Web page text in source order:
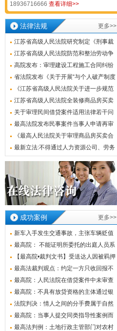
18936716666 查看详细>>
法律法规 更多>>
江苏省高级人民法院研究制定《刑事裁
判涉财产部分执行若干问题的解答》
江苏省高级人民法院防范和整治劳动争
议虚假诉讼的工作指引
高院发布：审理建设工程施工合同纠纷
案件若干问题的解答（2022.12.28）
省法院发布《关于开展“与个人破产制度
功能相当试点”工作中若干问题解答》
《江苏省高级人民法院关于进一步规范
查封、扣押、冻结财产工作指引》全文
及解读
江苏省高级人民法院全装修商品房买卖
合同装修质量纠纷案件审理指南
关于审理民间借贷案件适用法律若干问
题的规定
最高法院发布民事案件当事人申请再审
指南
《最高人民法院关于审理商品房买卖合
同纠纷案件适用法律若干问题的解释》
最新立法:不得通过人力资源公司、劳务
成功案例 更多>>
新车入手发生交通事故，主张车辆贬值
损失能
最高院： 不能证明所委托的出庭人员系
公司
【最高院•裁判文书】受送达人因被羁押
不能
最高法裁判观点：约定一方只收回报不
担风险
最高院：人民法院在借贷案件中未审查
出借人
最高院：不具有放贷资格的主体通过银
行委托
法院判决：情人之间的分手费属于自然
之债，
最高院：当事人提交同类指导性案例而
裁判文
最高法判例：土地行政主管部门对农村